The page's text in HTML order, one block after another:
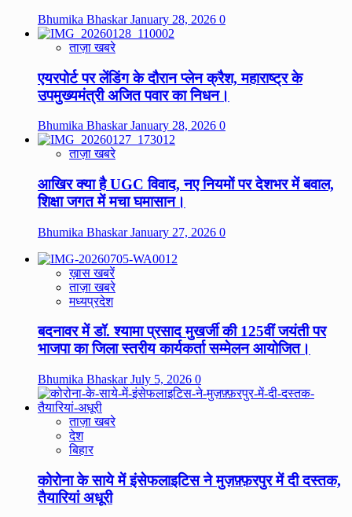
Bhumika BhaskarJanuary 28, 2026 0
ताज़ा खबरे
एयरपोर्ट पर लेंडिंग के दौरान प्लेन क्रैश, महाराष्ट्र के
उपमुख्यमंत्री अजित पवार का निधन।
Bhumika BhaskarJanuary 28, 2026 0
ताज़ा खबरे
आखिर क्या है UGC विवाद, नए नियमों पर देशभर में बवाल,
शिक्षा जगत में मचा घमासान।
Bhumika BhaskarJanuary 27, 2026 0
ख़ास खबरें
ताज़ा खबरे
मध्यप्रदेश
बदनावर में डॉ. श्यामा प्रसाद मुखर्जी की 125वीं जयंती पर
भाजपा का जिला स्तरीय कार्यकर्ता सम्मेलन आयोजित।
Bhumika BhaskarJuly 5, 2026 0
ताज़ा खबरे
देश
बिहार
कोरोना के साये में इंसेफलाइटिस ने मुज़फ़्फ़रपुर में दी दस्तक,
तैयारियां अधूरी